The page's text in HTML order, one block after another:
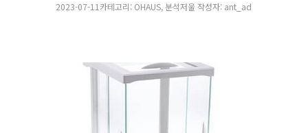
2023-07-11카테고리: OHAUS,분석저울 작성자: ant_ad